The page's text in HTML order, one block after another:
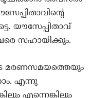
യൗസേപ്പിതാവ്
സഹായിക്കും.
മരണസമയത്തെയും
എന്നു
എന്നെങ്കിലും